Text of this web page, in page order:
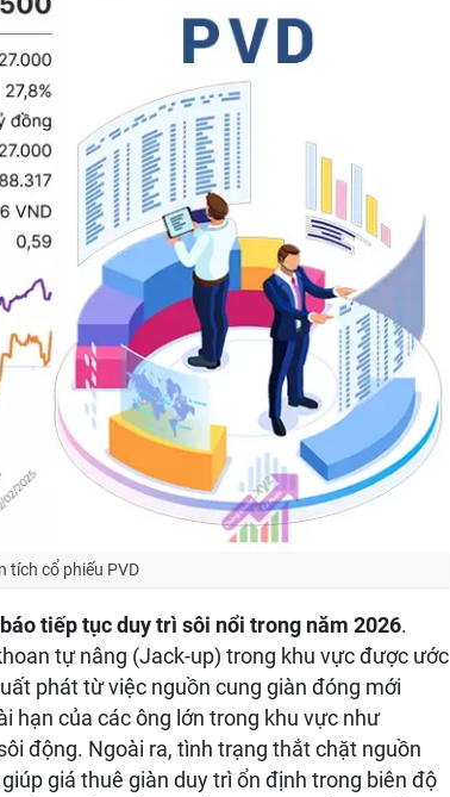
tích cổ phiếu PVD
tiếp tục duy trì sôi nổi trong năm 2026.
tự nâng (Jack-up) trong khu vực được ước
phát từ việc nguồn cung giàn đóng mới
hạn của các ông lớn trong khu vực như
động. Ngoài ra, tình trạng thắt chặt nguồn
giá thuê giàn duy trì ổn định trong biên độ